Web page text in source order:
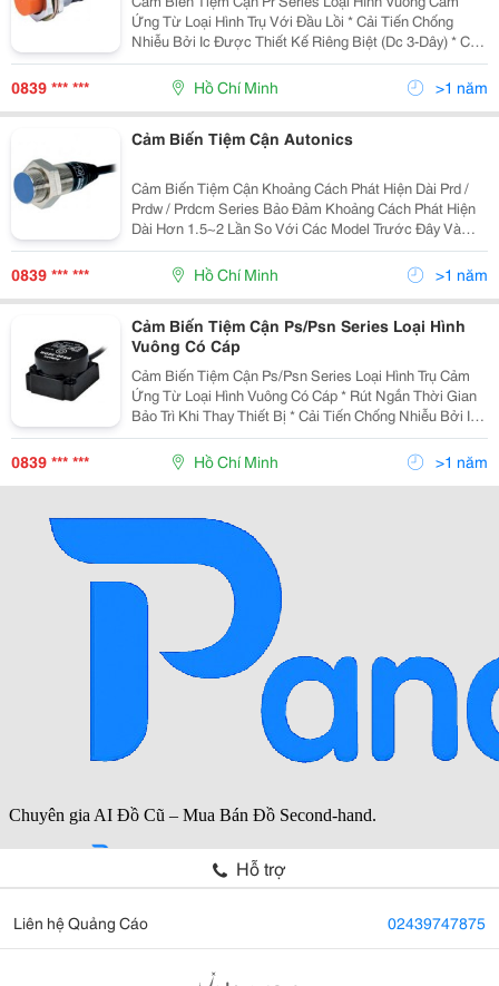
Ứng Từ Loại Hình Trụ Với Đầu Lồi * Cải Tiến Chống
Nhiễu Bởi Ic Được Thiết Kế Riêng Biệt (Dc 3-Dây) * Có
Mạch Bảo Vệ Nối Ngược Cực Nguồn (Dc 3-Dây) * Có
Mạch Bảo Vệ Quá Áp * Có Mạch Bảo Vệ Quá Dòng
0839 *** *** Hồ Chí Minh >1 năm
Cảm Biến Tiệm Cận Autonics
Cảm Biến Tiệm Cận Khoảng Cách Phát Hiện Dài Prd /
Prdw / Prdcm Series Bảo Đảm Khoảng Cách Phát Hiện
Dài Hơn 1.5~2 Lần So Với Các Model Trước Đây Và
Thực Hiện Với Đặc Tính Chống Nhiễu Siêu Đẳng Bậc
Nhất Thế Giới Bằng Ic Được Thiết Kế Chuyên Dụng.
0839 *** *** Hồ Chí Minh >1 năm
Cảm Biến Tiệm Cận Ps/Psn Series Loại Hình
Vuông Có Cáp
Cảm Biến Tiệm Cận Ps/Psn Series Loại Hình Trụ Cảm
Ứng Từ Loại Hình Vuông Có Cáp * Rút Ngắn Thời Gian
Bảo Trì Khi Thay Thiết Bị * Cải Tiến Chống Nhiễu Bởi Ic
Được Thiết Kế Riêng Biệt (Loại Dc 3-Dây) * Có Mạch
Bảo Vệ Nối Ngược Cực Nguồn (Dc) * Có
0839 *** *** Hồ Chí Minh >1 năm
Hỗ trợ
Liên hệ Quảng Cáo 02439747875